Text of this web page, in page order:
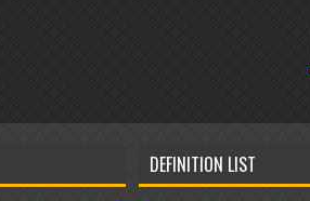
DEFINITION LIST